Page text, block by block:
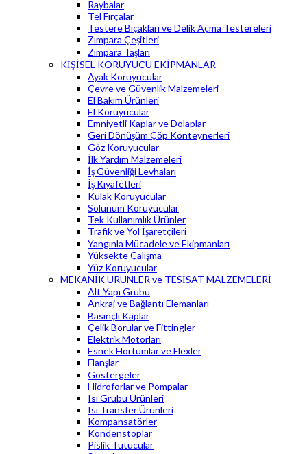
Raybalar
Tel Fırçalar
Testere Bıçakları ve Delik Açma Testereleri
Zımpara Çeşitleri
Zımpara Taşları
KİŞİSEL KORUYUCU EKİPMANLAR
Ayak Koruyucular
Çevre ve Güvenlik Malzemeleri
El Bakım Ürünleri
El Koruyucular
Emniyetli Kaplar ve Dolaplar
Geri Dönüşüm Çöp Konteynerleri
Göz Koruyucular
İlk Yardım Malzemeleri
İş Güvenliği Levhaları
İş Kıyafetleri
Kulak Koruyucular
Solunum Koruyucular
Tek Kullanımlık Ürünler
Trafik ve Yol İşaretçileri
Yangınla Mücadele ve Ekipmanları
Yüksekte Çalışma
Yüz Koruyucular
MEKANİK ÜRÜNLER ve TESİSAT MALZEMELERİ
Alt Yapı Grubu
Ankraj ve Bağlantı Elemanları
Basınçlı Kaplar
Çelik Borular ve Fittingler
Elektrik Motorları
Esnek Hortumlar ve Flexler
Flanşlar
Göstergeler
Hidroforlar ve Pompalar
Isı Grubu Ürünleri
Isı Transfer Ürünleri
Kompansatörler
Kondenstoplar
Pislik Tutucular